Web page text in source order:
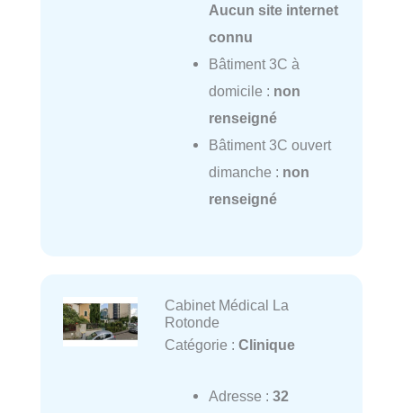
Aucun site internet
connu
Bâtiment 3C à
domicile : non
renseigné
Bâtiment 3C ouvert
dimanche : non
renseigné
Cabinet Médical La
Rotonde
Catégorie : Clinique
Adresse : 32